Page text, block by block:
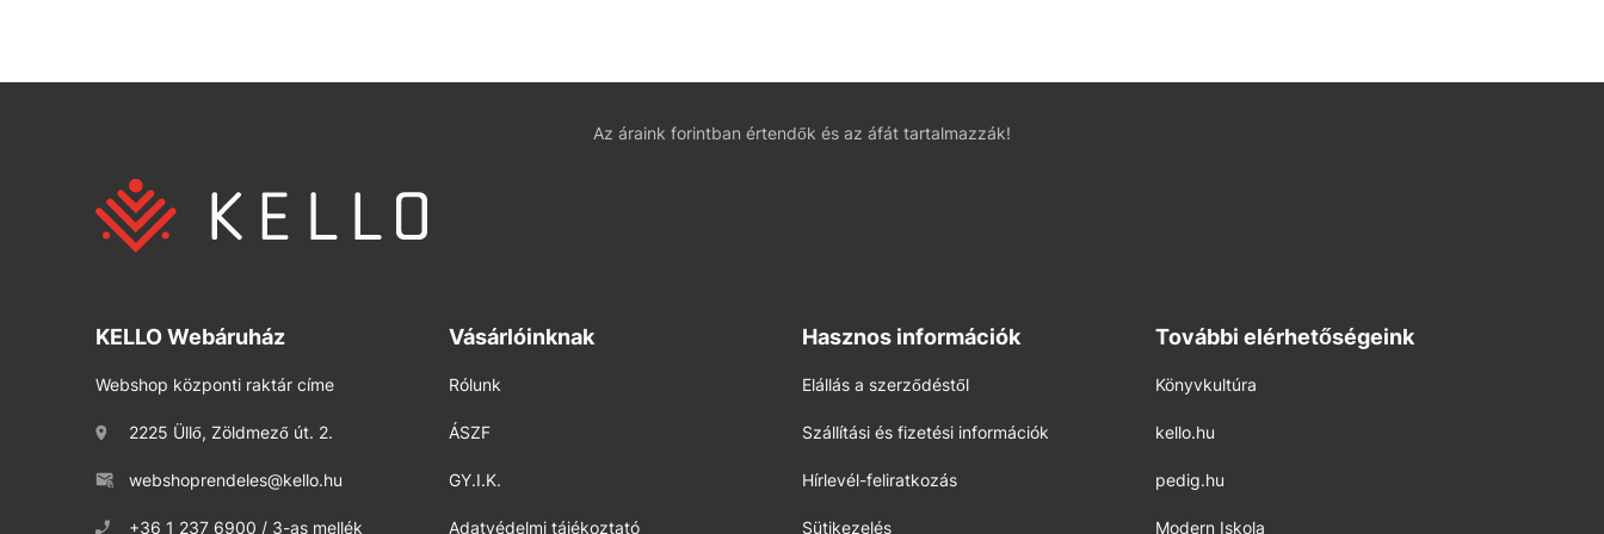
Az áraink forintban értendők és az áfát tartalmazzák!
KELLO Webáruház
Webshop központi raktár címe
2225 Üllő, Zöldmező út. 2.
webshoprendeles@kello.hu
+36 1 237 6900 / 3-as mellék
Vásárlóinknak
Rólunk
ÁSZF
GY.I.K.
Adatvédelmi tájékoztató
Hasznos információk
Elállás a szerződéstől
Szállítási és fizetési információk
Hírlevél-feliratkozás
Sütikezelés
További elérhetőségeink
Könyvkultúra
kello.hu
pedig.hu
Modern Iskola